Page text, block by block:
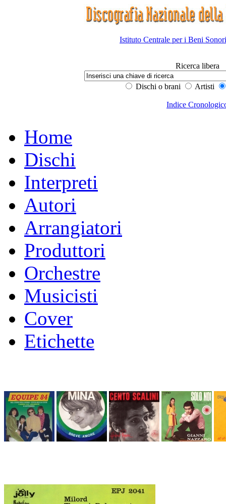
Istituto Centrale per i Beni
Ricerca libera
Dischi o brani Artisti
Indice
Home
Dischi
Interpreti
Autori
Arrangiatori
Produttori
Orchestre
Musicisti
Cover
Etichette